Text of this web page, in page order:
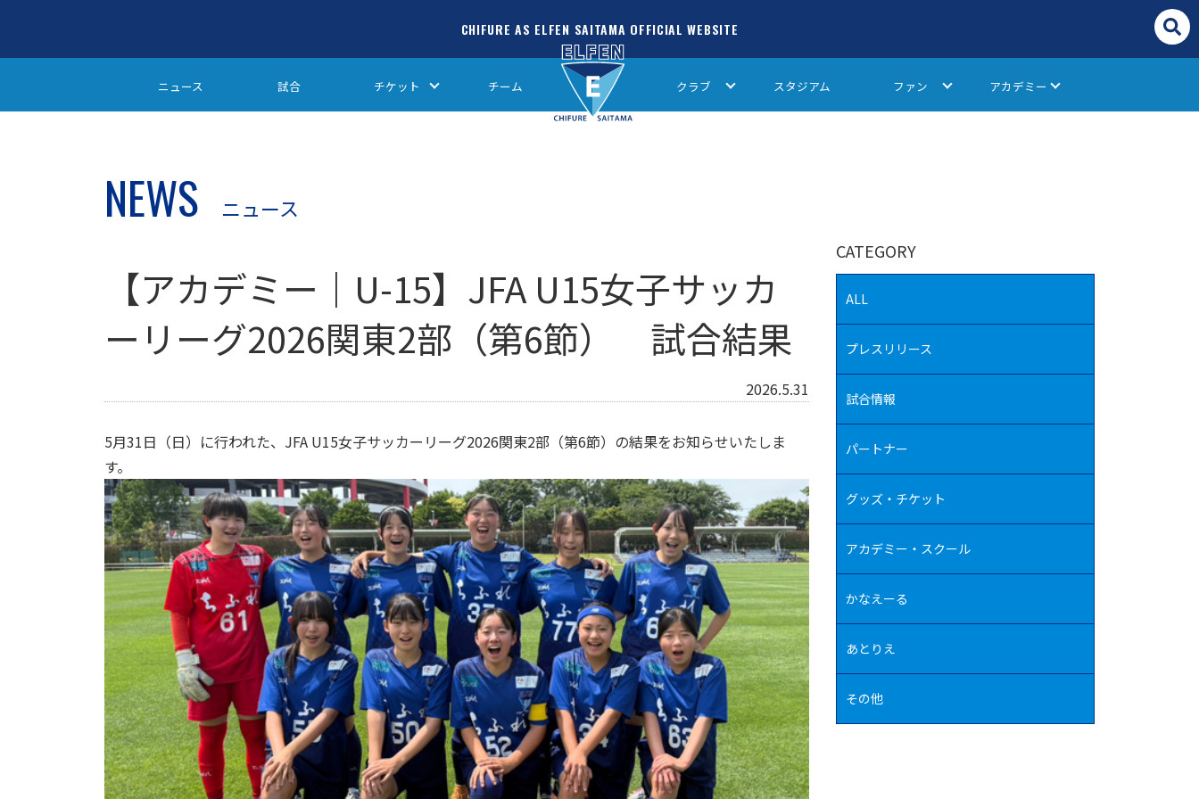
CHIFURE AS ELFEN SAITAMA OFFICIAL WEBSITE
ニュース 試合 チケット チーム クラブ スタジアム ファン アカデミー
NEWS ニュース
【アカデミー｜U-15】JFA U15女子サッカ
ーリーグ2026関東2部（第6節） 試合結果
2026.5.31
5月31日（日）に行われた、JFA U15女子サッカーリーグ2026関東2部（第6節）の結果をお知らせいたしま
す。
CATEGORY
ALL
プレスリリース
試合情報
パートナー
グッズ・チケット
アカデミー・スクール
かなえーる
あとりえ
その他